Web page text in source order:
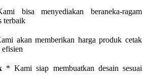
bisa menyediakan beraneka-ragam
terbaik
akan memberikan harga produk cetak
* Kami siap membuatkan desain sesuai